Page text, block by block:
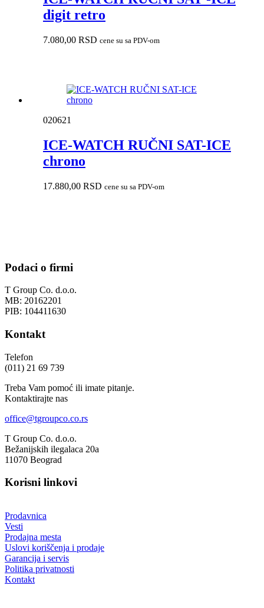
digit retro
7.080,00 RSD cene su sa PDV-om
020621
ICE-WATCH RUČNI SAT-ICE
chrono
17.880,00 RSD cene su sa PDV-om
Podaci o firmi
T Group Co. d.o.o.
MB: 20162201
PIB: 104411630
Kontakt
Telefon
(011) 21 69 739
Treba Vam pomoć ili imate pitanje.
Kontaktirajte nas
office@tgroupco.co.rs
T Group Co. d.o.o.
Bežanijskih ilegalaca 20a
11070 Beograd
Korisni linkovi
Prodavnica
Vesti
Prodajna mesta
Uslovi koriščenja i prodaje
Garancija i servis
Politika privatnosti
Kontakt